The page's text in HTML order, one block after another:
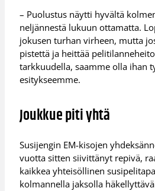
– Puolustus näytti hyvältä
neljännestä lukuun ottamatta.
jokusen turhan virheen, mutta
pistettä ja heittää
tarkkuudella, saamme olla ihan
esitykseemme.
Joukkue piti yhtä
Susijengin EM-kisojen
vuotta sitten siivittänyt repivä,
kaikkea yhteisöllinen
kolmannella jaksolla